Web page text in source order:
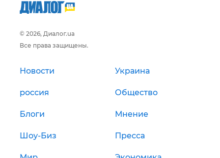
© 2026, Диалог.ua
Все права защищены.
Новости Украина
россия Общество
Блоги Мнение
Шоу-Биз Пресса